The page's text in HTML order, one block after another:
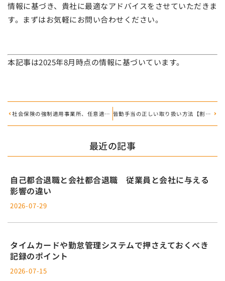
情報に基づき、貴社に最適なアドバイスをさせていただきま
す。まずはお気軽にお問い合わせください。
本記事は2025年8月時点の情報に基づいています。
社会保険の強制適用事業所、任意適用事業所について 皆勤手当の正しい取り扱い方法【割増賃金・欠勤控除・最低賃金での注意点】
最近の記事
自己都合退職と会社都合退職 従業員と会社に与える
影響の違い
2026-07-29
タイムカードや勤怠管理システムで押さえておくべき
記録のポイント
2026-07-15